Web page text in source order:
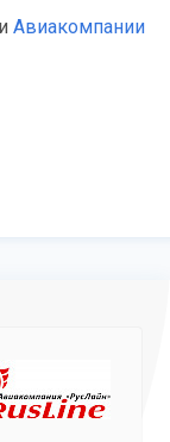
Авиакомпании